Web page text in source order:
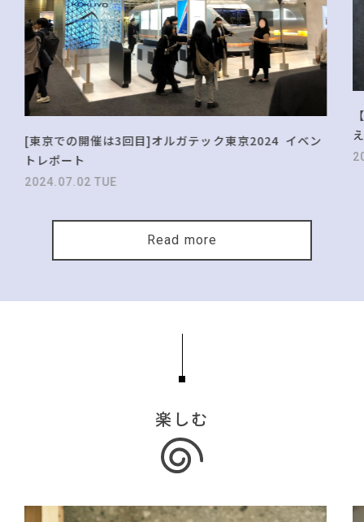
[東京での開催は3回目]オルガテック東京2024 イベン
トレポート
2024.07.02 TUE
Read more
楽しむ